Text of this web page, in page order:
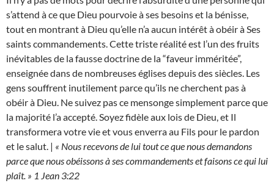
s’attend à ce que Dieu pourvoie à ses besoins et la bénisse,
tout en montrant à Dieu qu’elle n’a aucun intérêt à obéir à Ses
saints commandements. Cette triste réalité est l’un des fruits
inévitables de la fausse doctrine de la “faveur imméritée”,
enseignée dans de nombreuses églises depuis des siècles. Les
gens souffrent inutilement parce qu’ils ne cherchent pas à
obéir à Dieu. Ne suivez pas ce mensonge simplement parce que
la majorité l’a accepté. Soyez fidèle aux lois de Dieu, et Il
transformera votre vie et vous enverra au Fils pour le pardon
et le salut. | « Nous recevons de lui tout ce que nous demandons
parce que nous obéissons à ses commandements et faisons ce qui lui
plaît. » 1 Jean 3:22